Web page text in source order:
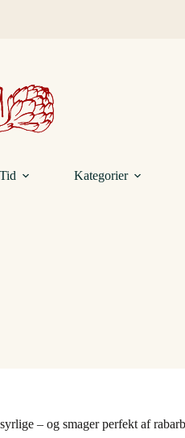
Tid Kategorier
– og smager perfekt af